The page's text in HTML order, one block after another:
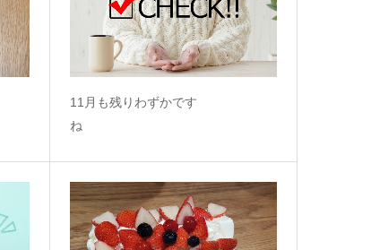
11月も残りわずかです
ね